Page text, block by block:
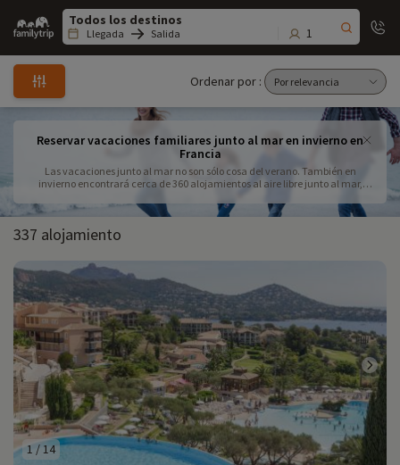
Family
trip
Llegada Salida 1
Ordenar por :
Reservar vacaciones familiares junto al mar en invierno en
Francia
Las vacaciones junto al mar no son sólo cosa del verano. También en
invierno encontrará cerca de 360 alojamientos al aire libre junto al mar,
disfrutar del aire marino y divertirse en familia. ¿Va a ir al mar este invierno?
337 alojamiento
1 /14